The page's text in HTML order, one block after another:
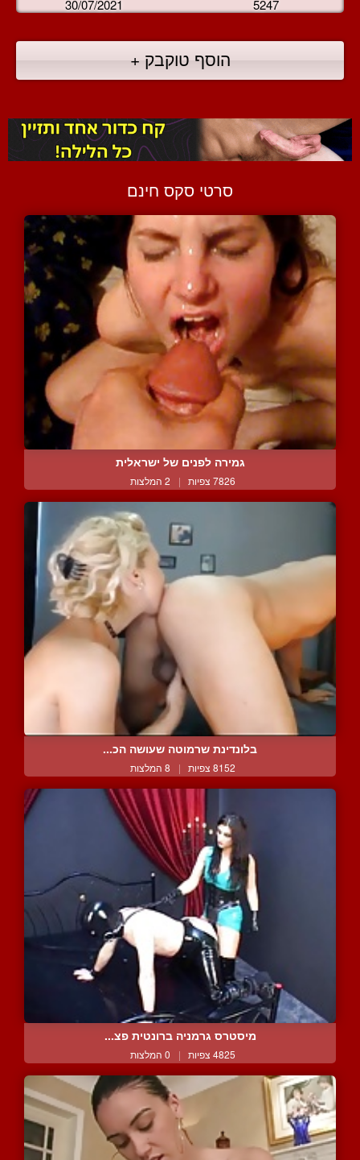
30/07/2021 5247
הוסף טוקבק +
סרטי סקס חינם
גמירה לפנים של ישראלית
7826 צפיות | 2 המלצות
בלונדינת שרמוטה שעושה הכ...
8152 צפיות | 8 המלצות
מיסטרס גרמניה ברונטית פצ...
4825 צפיות | 0 המלצות